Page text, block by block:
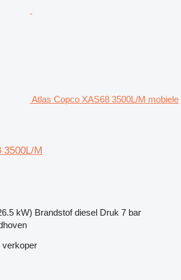
Atlas Copco XAS68 3500L/M mobiele
3500L/M
kW) Brandstof diesel Druk 7 bar
verkoper